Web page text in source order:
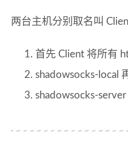
两台主机分别取名叫
首先 Client 将所有
shadowsocks-local
shadowsocks-